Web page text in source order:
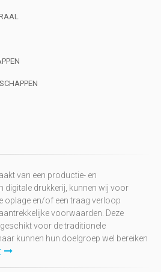
van een productie- en
digitale drukkerij, kunnen wij voor
oplage en/of een traag verloop
voorwaarden. Deze
voor de traditionele
kunnen hun doelgroep wel bereiken